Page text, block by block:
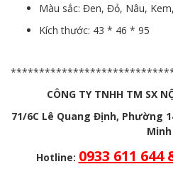
Màu sắc: Đen, Đỏ, Nâu,
Kích thước: 43 * 46 * 95
CÔNG TY TNHH TM SX
71/6C Lê Quang Định, Phường
Minh
Hotline: 0933 611 644